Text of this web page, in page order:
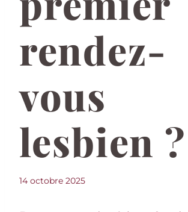
rendez-
vous
lesbien ?
14 octobre 2025